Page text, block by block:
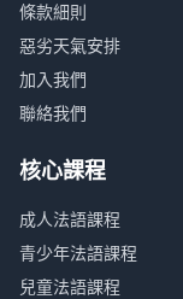
條款細則
惡劣天氣安排
加入我們
聯絡我們
核心課程
成人法語課程
青少年法語課程
兒童法語課程